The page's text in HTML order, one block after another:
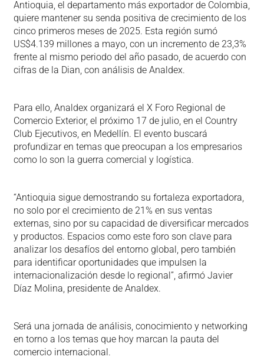
Antioquia, el departamento más exportador de Colombia,
quiere mantener su senda positiva de crecimiento de los
cinco primeros meses de 2025. Esta región sumó
US$4.139 millones a mayo, con un incremento de 23,3%
frente al mismo periodo del año pasado, de acuerdo con
cifras de la Dian, con análisis de Analdex.
Para ello, Analdex organizará el X Foro Regional de
Comercio Exterior, el próximo 17 de julio, en el Country
Club Ejecutivos, en Medellín. El evento buscará
profundizar en temas que preocupan a los empresarios
como lo son la guerra comercial y logística.
“Antioquia sigue demostrando su fortaleza exportadora,
no solo por el crecimiento de 21% en sus ventas
externas, sino por su capacidad de diversificar mercados
y productos. Espacios como este foro son clave para
analizar los desafíos del entorno global, pero también
para identificar oportunidades que impulsen la
internacionalización desde lo regional”, afirmó Javier
Díaz Molina, presidente de Analdex.
Será una jornada de análisis, conocimiento y networking
en torno a los temas que hoy marcan la pauta del
comercio internacional.